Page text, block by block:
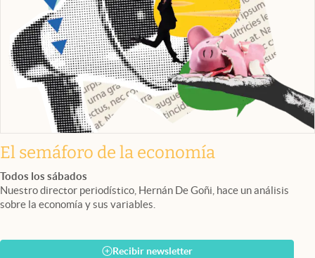
El semáforo de la economía
Todos los sábados
Nuestro director periodístico, Hernán De Goñi, hace un análisis
sobre la economía y sus variables.
Recibir newsletter